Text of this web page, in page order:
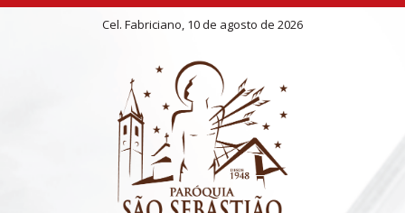
Cel. Fabriciano, 10 de agosto de 2026